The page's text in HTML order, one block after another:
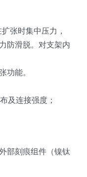
张时集中压力，
防滑脱。对支架内
功能。
及连接强度；
部刻痕组件（镍钛